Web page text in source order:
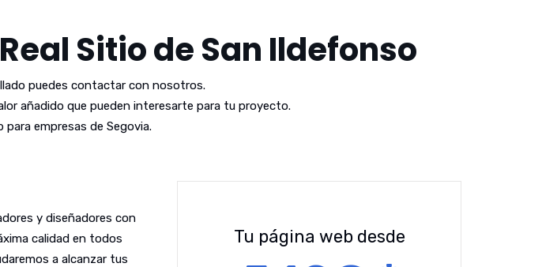
Sitio de San Ildefonso
puedes contactar con nosotros.
añadido que pueden interesarte para tu proyecto.
empresas de Segovia.
y diseñadores con
calidad en todos
a alcanzar tus
Tu página web desde